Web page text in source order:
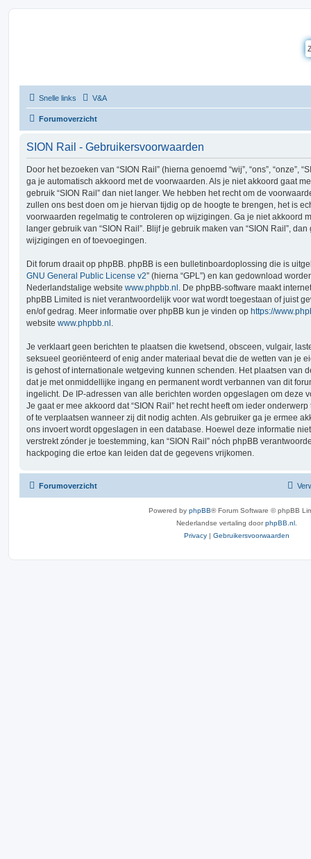
Snelle links V&A
Forumoverzicht
SION Rail - Gebruikersvoorwaarden
Door het bezoeken van “SION Rail” (hierna genoemd “wij”, “ons”, “onze”,
ga je automatisch akkoord met de voorwaarden. Als je niet akkoord gaat
gebruik “SION Rail” dan niet langer. We hebben het recht om de
zullen ons best doen om je hiervan tijdig op de hoogte te brengen, het is
voorwaarden regelmatig te controleren op wijzigingen. Ga je niet akkoord
langer gebruik van “SION Rail”. Blijf je gebruik maken van “SION Rail”,
wijzigingen en of toevoegingen.
Dit forum draait op phpBB. phpBB is een bulletinboardoplossing die is
GNU General Public License v2” (hierna “GPL”) en kan gedownload
Nederlandstalige website www.phpbb.nl . De phpBB-software maakt
phpBB Limited is niet verantwoordelijk voor wat wordt toegestaan of juist
en/of gedrag. Meer informatie over phpBB kun je vinden op https://
website www.phpbb.nl
Je verklaart geen berichten te plaatsen die kwetsend, obsceen, vulgair,
seksueel georiënteerd of enig ander materiaal bevat die de wetten van je
is gehost of internationale wetgeving kunnen schenden. Het plaatsen van
dat je met onmiddellijke ingang en permanent wordt verbannen van dit
ingelicht. De IP-adressen van alle berichten worden opgeslagen om deze
Je gaat er mee akkoord dat “SION Rail” het recht heeft om ieder
of te verplaatsen wanneer zij dit nodig achten. Als gebruiker ga je ermee
ons invoert wordt opgeslagen in een database. Hoewel deze informatie
verstrekt zónder je toestemming, kan “SION Rail” nóch phpBB
hackpoging die ertoe kan leiden dat de gegevens vrijkomen.
Forumoverzicht
Powered by phpBB® Forum Software © phpBB
Nederlandse vertaling doorphpBB.nl.
Privacy| Gebruikersvoorwaarden